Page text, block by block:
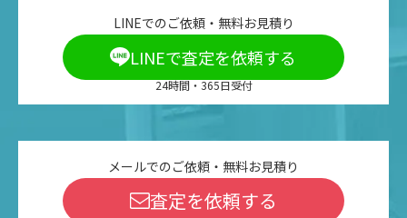
LINEでのご依頼・無料お見積り
LINEで査定を依頼する
24時間・365日受付
メールでのご依頼・無料お見積り
査定を依頼する